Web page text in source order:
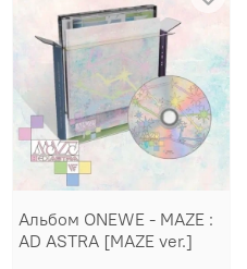
Альбом ONEWE - MAZE :
AD ASTRA [MAZE ver.]